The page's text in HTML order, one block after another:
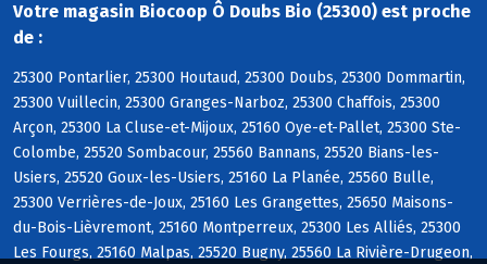
Votre magasin Biocoop Ô Doubs Bio (25300) est proche
de :
25300 Pontarlier, 25300 Houtaud, 25300 Doubs, 25300 Dommartin,
25300 Vuillecin, 25300 Granges-Narboz, 25300 Chaffois, 25300
Arçon, 25300 La Cluse-et-Mijoux, 25160 Oye-et-Pallet, 25300 Ste-
Colombe, 25520 Sombacour, 25560 Bannans, 25520 Bians-les-
Usiers, 25520 Goux-les-Usiers, 25160 La Planée, 25560 Bulle,
25300 Verrières-de-Joux, 25160 Les Grangettes, 25650 Maisons-
du-Bois-Lièvremont, 25160 Montperreux, 25300 Les Alliés, 25300
Les Fourgs, 25160 Malpas, 25520 Bugny, 25560 La Rivière-Drugeon,